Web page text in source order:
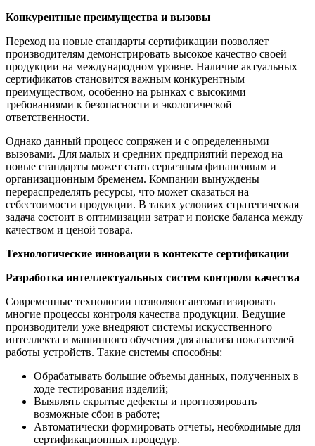
Конкурентные преимущества и вызовы
Переход на новые стандарты сертификации позволяет
производителям демонстрировать высокое качество своей
продукции на международном уровне. Наличие актуальных
сертификатов становится важным конкурентным
преимуществом, особенно на рынках с высокими
требованиями к безопасности и экологической
ответственности.
Однако данный процесс сопряжен и с определенными
вызовами. Для малых и средних предприятий переход на
новые стандарты может стать серьезным финансовым и
организационным бременем. Компании вынуждены
перераспределять ресурсы, что может сказаться на
себестоимости продукции. В таких условиях стратегическая
задача состоит в оптимизации затрат и поиске баланса между
качеством и ценой товара.
Технологические инновации в контексте сертификации
Разработка интеллектуальных систем контроля качества
Современные технологии позволяют автоматизировать
многие процессы контроля качества продукции. Ведущие
производители уже внедряют системы искусственного
интеллекта и машинного обучения для анализа показателей
работы устройств. Такие системы способны:
Обрабатывать большие объемы данных, полученных в
ходе тестирования изделий;
Выявлять скрытые дефекты и прогнозировать
возможные сбои в работе;
Автоматически формировать отчеты, необходимые для
сертификационных процедур.